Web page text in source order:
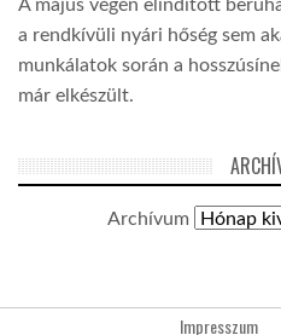
A május végén elindított
a rendkívüli nyári hőség sem
munkálatok során a
már elkészült.
Archívum
Impresszum